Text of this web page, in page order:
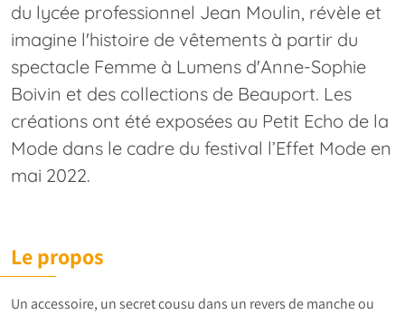
du lycée professionnel Jean Moulin, révèle et
imagine l'histoire de vêtements à partir du
spectacle Femme à Lumens d'Anne-Sophie
Boivin et des collections de Beauport. Les
créations ont été exposées au Petit Echo de la
Mode dans le cadre du festival l’Effet Mode en
mai 2022.
Le propos
Un accessoire, un secret cousu dans un revers de manche ou